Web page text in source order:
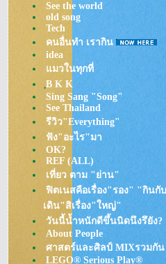
See the world
old song
Tech
คนอื่นทำ เรากิน
idea
มวในทุกที่
ฺB K K
Sing Sang "Song"
See Thailand
รีวิว"Everything"
ฟัง"อะไร"มา
OK?
REF (ALL)
เที่ยว ตาม "ย่าน"
ฟิตเนสคือเรื่อง"รอง" "กินกับ
เดิน"สิเรื่อง"ใหญ่"
วันนี้น้ำหนักดีขึ้นนิดนึงรึยัง?
About People
ศาสตร์และศิลป์ MIXรวมกัน
LEGO® Serious Play®